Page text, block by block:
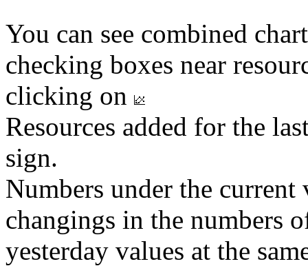
You can see combined
checking boxes near
clicking on
Resources added for the
sign.
Numbers under the
changings in the numbers
yesterday values at the